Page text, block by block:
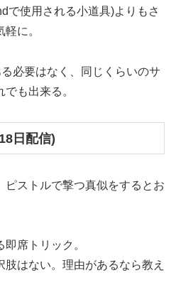
で使用される小道具)よりもさ
に。
必要はなく、同じくらいのサ
も出来る。
日配信)
ピストルで撃つ真似をするとお
席トリック。
はない。理由があるなら教え